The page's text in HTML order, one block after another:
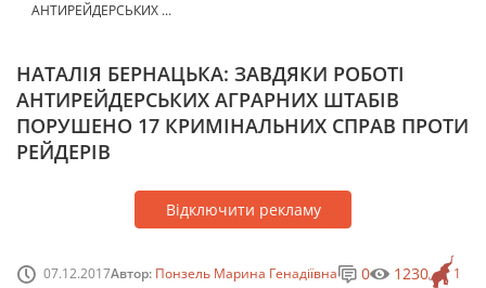
АНТИРЕЙДЕРСЬКИХ ...
НАТАЛІЯ БЕРНАЦЬКА: ЗАВДЯКИ РОБОТІ
АНТИРЕЙДЕРСЬКИХ АГРАРНИХ ШТАБІВ
ПОРУШЕНО 17 КРИМІНАЛЬНИХ СПРАВ ПРОТИ
РЕЙДЕРІВ
Відключити рекламу
07.12.2017Автор: Понзель Марина Генадіївна 1
0 1230